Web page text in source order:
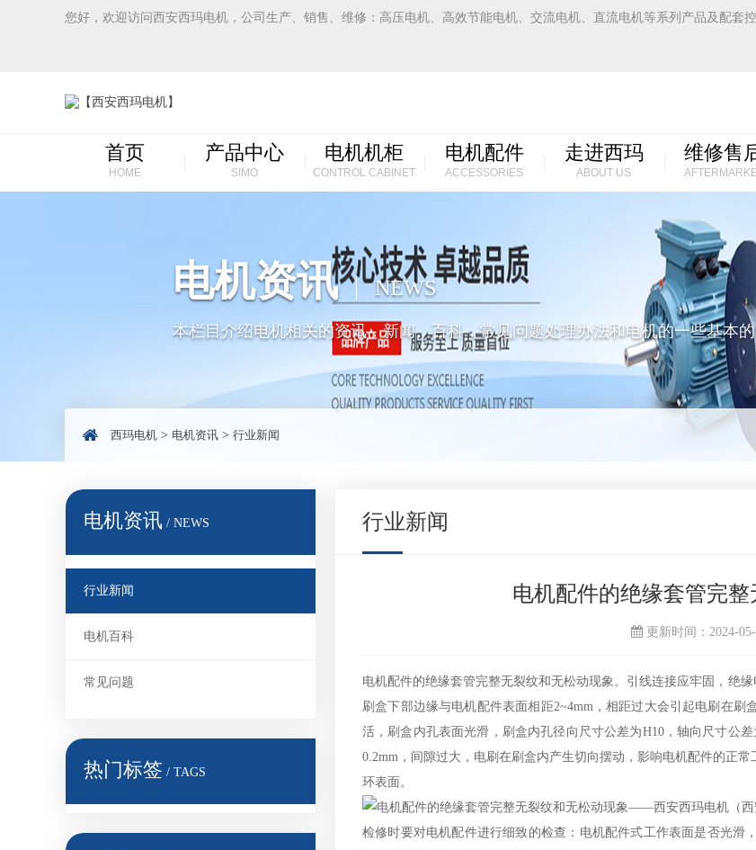
您好，欢迎访问西安西玛电机，公司生产、销售、维修：高压电机、高效节能电机、交流电机、直流电机等系列产品及配套控
首页
HOME
产品中心
SIMO
电机机柜
CONTROL CABINET
电机配件
ACCESSORIES
走进西玛
ABOUT US
维修售
电机资讯 NEWS
本栏目介绍电机相关的资讯，新闻，百科，常见问题处理办法和电机的一些基本
西玛电机 > 电机资讯 > 行业新闻
电机资讯 / NEWS
行业新闻
电机百科
常见问题
热门标签 / TAGS
行业新闻
电机配件的绝缘套管完整
更新时间：2024-
电机配件的绝缘套管完整无裂纹和无松动现象。引线连接应牢固，绝
刷盒下部边缘与电机配件表面相距2~4mm，相距过大会引起电刷在
活，刷盒内孔表面光滑，刷盒内孔径向尺寸公差为H10，轴向尺寸公
0.2mm，间隙过大，电刷在刷盒内产生切向摆动，影响电机配件的正
环表面。
检修时要对电机配件进行细致的检查：电机配件式工作表面是否光滑